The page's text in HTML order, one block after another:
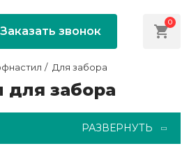
Заказать звонок
0
Для забора
для забора
РАЗВЕРНУТЬ